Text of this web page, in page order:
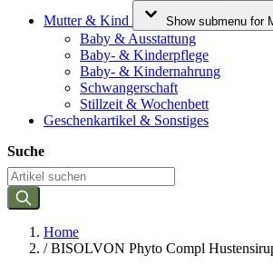
Mutter & Kind
Show submenu for
Baby & Ausstattung
Baby- & Kinderpflege
Baby- & Kindernahrung
Schwangerschaft
Stillzeit & Wochenbett
Geschenkartikel & Sonstiges
Suche
Home
/ BISOLVON Phyto Compl